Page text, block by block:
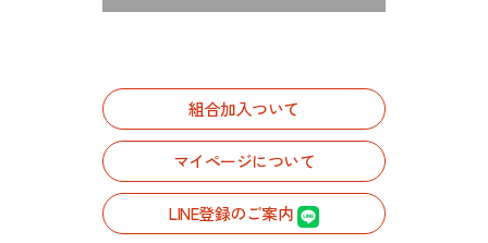
組合加入ついて
マイページについて
LINE登録のご案内